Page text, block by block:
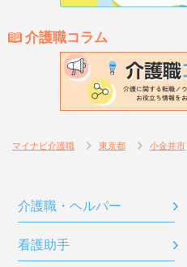
介護職コラム
マイナビ介護職 東京都 小金井市
介護職・ヘルパー
看護助手